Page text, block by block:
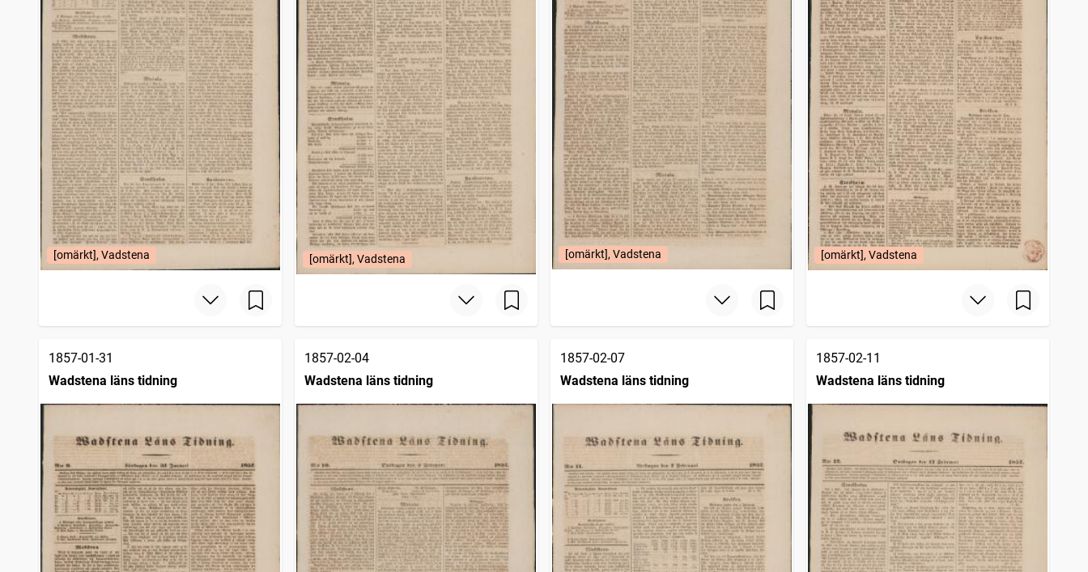
[omärkt], Vadstena [omärkt], Vadstena [omärkt], Vadstena [omärkt], Vadstena
1857-01-31
Wadstena läns tidning
1857-02-04
Wadstena läns tidning
1857-02-07
Wadstena läns tidning
1857-02-11
Wadstena läns tidning